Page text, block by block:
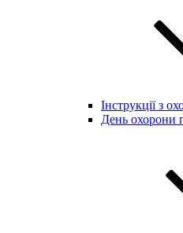
Інструкції з
День охорони